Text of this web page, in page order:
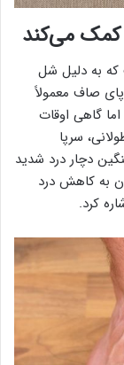
به دلیل شل
صاف معمولاً
گاهی اوقات
سرپا
دچار درد شدید
به کاهش درد
کرد.